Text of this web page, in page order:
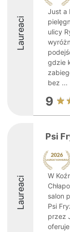
Laureaci
Just a
ulicy
gdzie
bez ...
9
Laureaci
Psi
W
salon
Psi
przez